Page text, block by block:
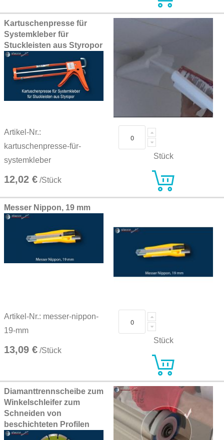
Kartuschenpresse für
Systemkleber für
Stuckleisten aus Styropor
Artikel-Nr.:
kartuschenpresse-für-
systemkleber
12,02 € /Stück
Stück
Messer Nippon, 19 mm
Artikel-Nr.: messer-nippon-
19-mm
13,09 € /Stück
Stück
Diamanttrennscheibe zum
Winkelschleifer zum
Schneiden von
beschichteten Profilen